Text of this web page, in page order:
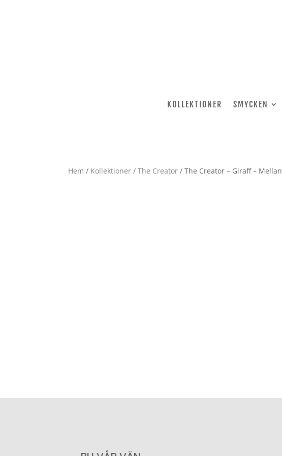
KOLLEKTIONER SMYCKEN
Hem / Kollektioner /The Creator / The Creator – Giraff – Mellan